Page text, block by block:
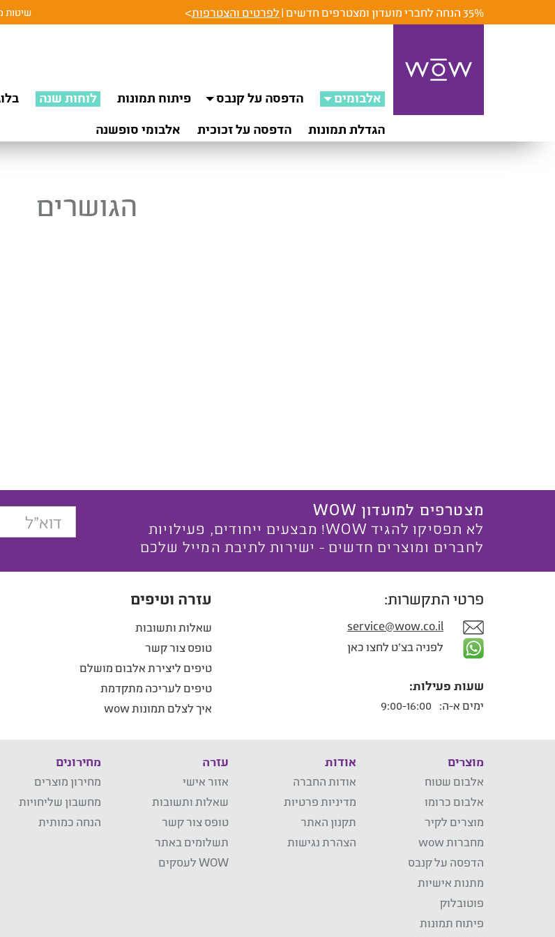
35% הנחה לחברי מועדון ומצטרפים חדשים | לפרטים והצטרפות> שיטות
אלבומים הדפסה על קנבס פיתוח תמונות לוחות שנה
הגדלת תמונות
הדפסה על זכוכית אלבומי סופשנה
הגושרים
מצטרפים למועדון WOW
לא תפסיקו להגיד WOW! מבצעים ייחודים, פעילויות
לחברים ומוצרים חדשים - ישירות לתיבת המייל שלכם
פרטי התקשרות:
service@wow.co.il
לפניה בצ'ט לחצו כאן
שעות פעילות:
ימים א-ה:
עזרה וטיפים
שאלות ותשובות
טופס צור קשר
טיפים ליצירת אלבום מושלם
טיפים לעריכה מתקדמת
איך לצלם תמונות wow
מוצרים
אלבום שטוח
אלבום כרומו
מוצרים לקיר
מחברות wow
הדפסה על קנבס
מתנות אישיות
פוטובלוק
פיתוח תמונות
אודות
אודות החברה
מדיניות פרטיות
תקנון האתר
הצהרת נגישות
עזרה
אזור אישי
שאלות ותשובות
טופס צור קשר
תשלומים באתר
WOW לעסקים
מחירונים
מחירון מוצרים
מחשבון שליחויות
הנחה כמותית